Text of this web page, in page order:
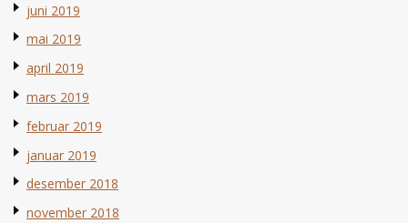
juni 2019
mai 2019
april 2019
mars 2019
februar 2019
januar 2019
desember 2018
november 2018